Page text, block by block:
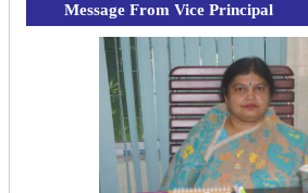
Message From Vice Principal